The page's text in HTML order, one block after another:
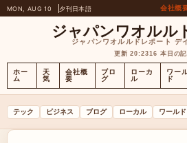
MON, AUG 10 夕刊日本語 会社概
ジャパンワオルル
ジャパンワオルルドレポート デ
更新 20:2316 本日の
ホー
ム
天
気
会社概
要
ブロ
グ
ローカ
ル
ワー
ド
テック ビジネス ブログ ローカル ワールド